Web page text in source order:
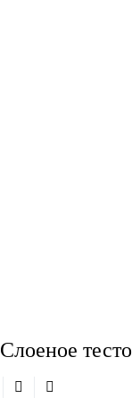
Слоеное тесто